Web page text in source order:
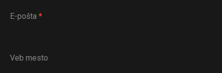
E-pošta *
Veb mesto